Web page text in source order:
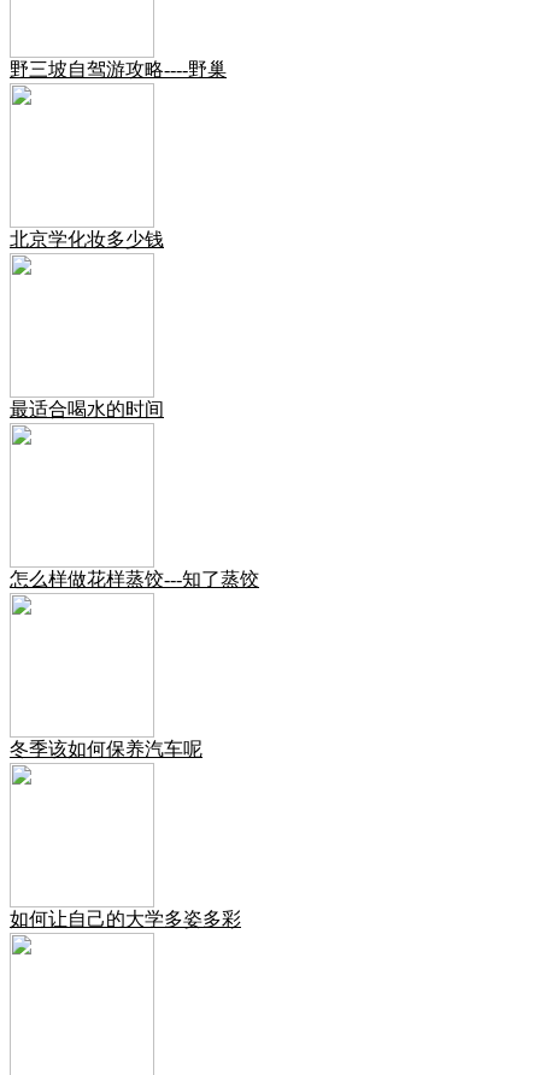
野三坡自驾游攻略----野巢
北京学化妆多少钱
最适合喝水的时间
怎么样做花样蒸饺---知了蒸饺
冬季该如何保养汽车呢
如何让自己的大学多姿多彩